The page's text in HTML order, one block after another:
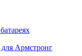
Армстронг